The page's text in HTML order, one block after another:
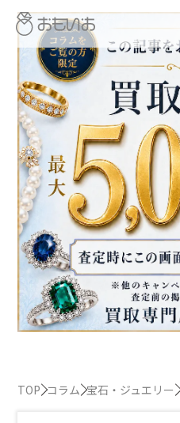
TOP コラム 宝石・ジュエリー